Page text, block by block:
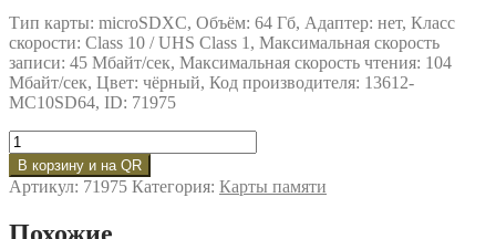
Тип карты: microSDXC, Объём: 64 Гб, Адаптер: нет, Класс
скорости: Class 10 / UHS Class 1, Максимальная скорость
записи: 45 Мбайт/сек, Максимальная скорость чтения: 104
Мбайт/сек, Цвет: чёрный, Код производителя: 13612-
MC10SD64, ID: 71975
Количество
товара
Карта
памяти
В корзину и на QR
Артикул: 71975 Категория: Карты памяти
Похожие